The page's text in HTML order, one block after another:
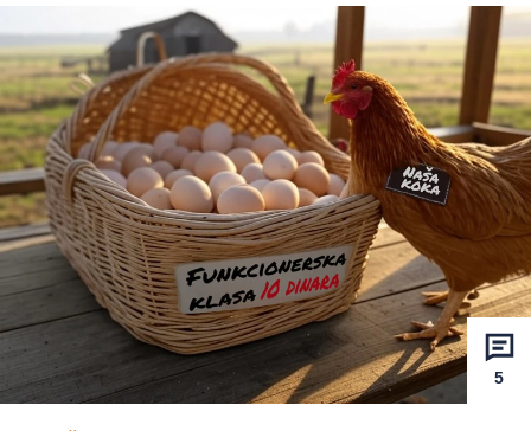
5